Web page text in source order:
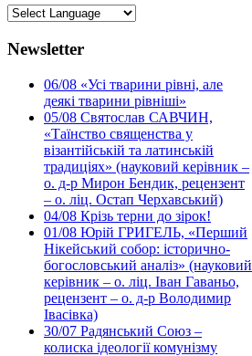
Newsletter
06/08 «Усі тварини рівні, але
деякі тварини рівніші»
05/08 Святослав САВЧИН,
«Таїнство священства у
візантійській та латинській
традиціях» (науковий керівник –
о. д-р Мирон Бендик, рецензент
– о. ліц. Остап Черхавський)
04/08 Крізь терни до зірок!
01/08 Юрій ГРИГЕЛЬ, «Перший
Нікейський собор: історично-
богословський аналіз» (науковий
керівник – о. ліц. Іван Гаваньо,
рецензент – о. д-р Володимир
Івасівка)
30/07 Радянський Союз –
колиска ідеології комунізму